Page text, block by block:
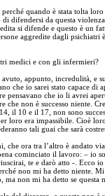
quando è stata tolta
difendersi da questa
si difende e questo è un
aggredite dagli psichiatri
medici e con gli infermieri?
appunto, incredulità, e
che io sarei stato capace di
pensavano che io li avrei
che non è successo niente.
il 10 e il 17, non sono
loro era impassibile. Cioè
tali guai che sarà
ora tra l’altro è andato
cominciato il lavoro: – io
te e darò atto -. Ecco io
non mi ha detto niente.
non mi ha detto se questa